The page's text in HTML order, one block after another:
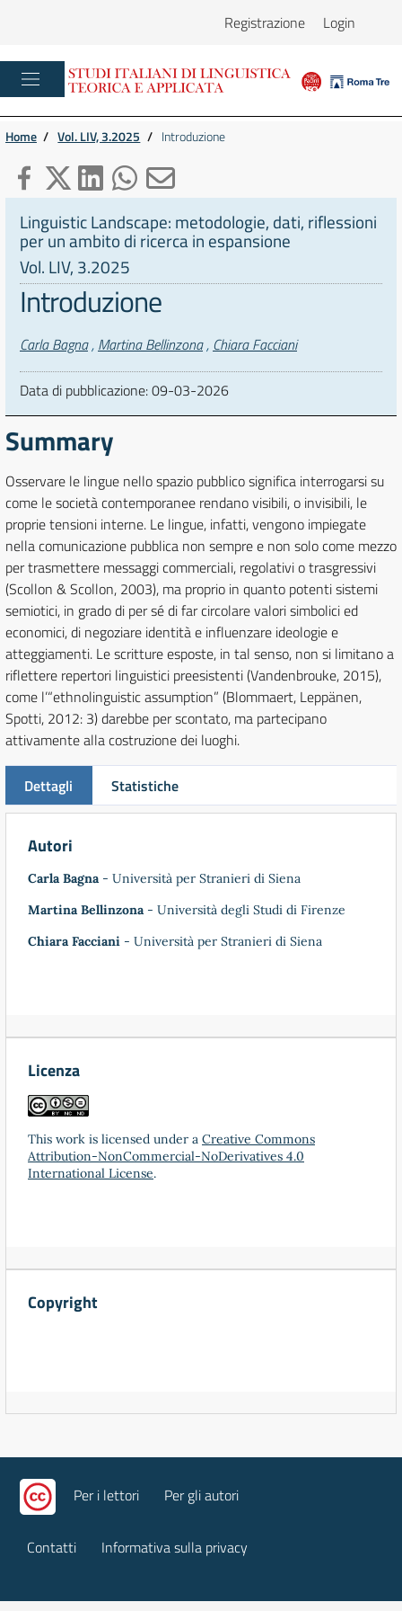
Registrazione Login
Home / Vol. LIV, 3.2025 / Introduzione
Linguistic Landscape: metodologie, dati, riflessioni
per un ambito di ricerca in espansione
Vol. LIV, 3.2025
Introduzione
Autori
Carla Bagna, Martina Bellinzona, Chiara Facciani
Data di pubblicazione:09-03-2026
Summary
Osservare le lingue nello spazio pubblico significa interrogarsi su
come le società contemporanee rendano visibili, o invisibili, le
proprie tensioni interne. Le lingue, infatti, vengono impiegate
nella comunicazione pubblica non sempre e non solo come mezzo
per trasmettere messaggi commerciali, regolativi o trasgressivi
(Scollon & Scollon, 2003), ma proprio in quanto potenti sistemi
semiotici, in grado di per sé di far circolare valori simbolici ed
economici, di negoziare identità e influenzare ideologie e
atteggiamenti. Le scritture esposte, in tal senso, non si limitano a
riflettere repertori linguistici preesistenti (Vandenbrouke, 2015),
come l’“ethnolinguistic assumption” (Blommaert, Leppänen,
Spotti, 2012: 3) darebbe per scontato, ma partecipano
attivamente alla costruzione dei luoghi.
Dettagli Statistiche
Autori
Carla Bagna- Università per Stranieri di Siena
Martina Bellinzona- Università degli Studi di Firenze
Chiara Facciani - Università per Stranieri di Siena
Licenza
This work is licensed under a Creative Commons
Attribution-NonCommercial-NoDerivatives 4.0
International License.
Copyright
Per i lettori Per gli autori
Contatti Informativa sulla privacy